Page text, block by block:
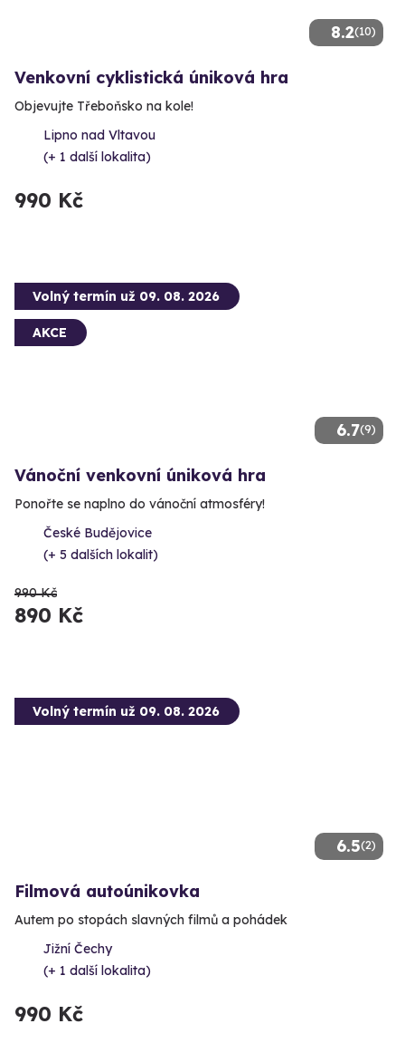
8.2(10)
Venkovní cyklistická úniková hra
Objevujte Třeboňsko na kole!
Lipno nad Vltavou
(+ 1 další lokalita)
990 Kč
6.7(9)
Volný termín už 09. 08. 2026
AKCE
Vánoční venkovní úniková hra
Ponořte se naplno do vánoční atmosféry!
České Budějovice
(+ 5 dalších lokalit)
990 Kč
890 Kč
6.5(2)
Volný termín už 09. 08. 2026
Filmová autoúnikovka
Autem po stopách slavných filmů a pohádek
Jižní Čechy
(+ 1 další lokalita)
990 Kč